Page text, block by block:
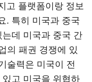
고 플랫폼이랑 정보
. 특히 미국과 중국
데 미국과 중국 간
의 패권 경쟁에 있
술력은 미국이 전
고 미국을 위협하